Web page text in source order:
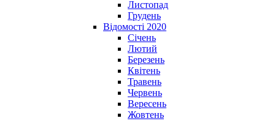
Листопад
Грудень
Відомості 2020
Січень
Лютий
Березень
Квітень
Травень
Червень
Вересень
Жовтень